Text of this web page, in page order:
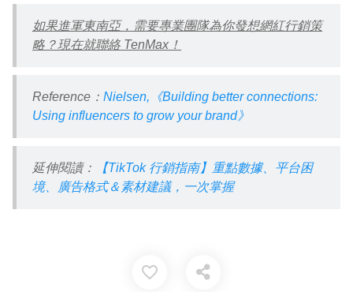
如果進軍東南亞，需要專業團隊為你發想網紅行銷策
略？現在就聯絡 TenMax！
Reference： Nielsen,《Building better connections:
Using influencers to grow your brand》
延伸閱讀：
【TikTok 行銷指南】重點數據、平台困
境、廣告格式＆素材建議，一次掌握
favorite_border